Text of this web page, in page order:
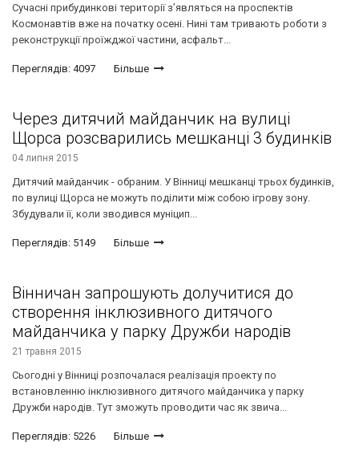
Сучасні прибудинкові території з’являться на проспектів
Космонавтів вже на початку осені. Нині там тривають роботи з
реконструкції проїжджої частини, асфальт...
Переглядів: 4097 Більше
Через дитячий майданчик на вулиці
Щорса розсварились мешканці 3 будинків
04 липня 2015
Дитячий майданчик - обраним. У Вінниці мешканці трьох будинків,
по вулиці Щорса не можуть поділити між собою ігрову зону.
Збудували її, коли зводився муніцип...
Переглядів: 5149 Більше
Вінничан запрошують долучитися до
створення інклюзивного дитячого
майданчика у парку Дружби народів
21 травня 2015
Сьогодні у Вінниці розпочалася реалізація проекту по
встановленню інклюзивного дитячого майданчика у парку
Дружби народів. Тут зможуть проводити час як звича...
Переглядів: 5226 Більше